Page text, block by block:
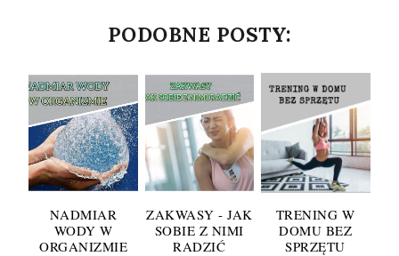
PODOBNE POSTY:
NADMIAR
WODY W
ORGANIZMIE
ZAKWASY - JAK
SOBIE Z NIMI
RADZIĆ
TRENING W
DOMU BEZ
SPRZĘTU